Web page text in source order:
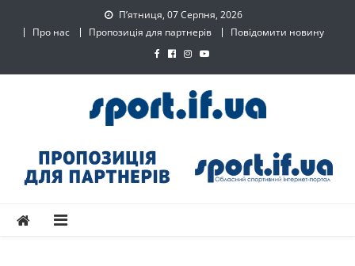
П’ятниця, 07 Серпня, 2026
Про нас
Пропозиція для партнерів Повідомити новину
SPORT.IF.UA – Обласний
спортивний інтернет-